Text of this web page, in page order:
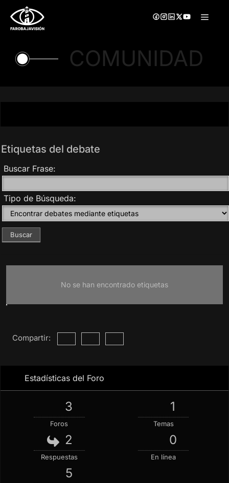
contenido
Menú
COMUNIDAD
Etiquetas del debate
Buscar Frase:
Tipo de Búsqueda:
No se han encontrado etiquetas
Compartir:
Estadísticas del Foro
3
Foros
1
Temas
2
Respuestas
0
En línea
5